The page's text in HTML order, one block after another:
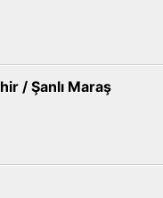
/ Şanlı Maraş